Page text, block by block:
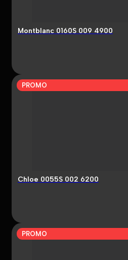
Montblanc 0160S 009 4900
PROMO
Chloe 0055S 002 6200
PROMO